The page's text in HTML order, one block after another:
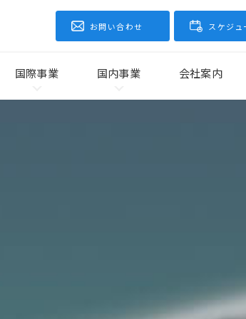
お問い合わせ スケジュ
国際事業 国内事業 会社案内